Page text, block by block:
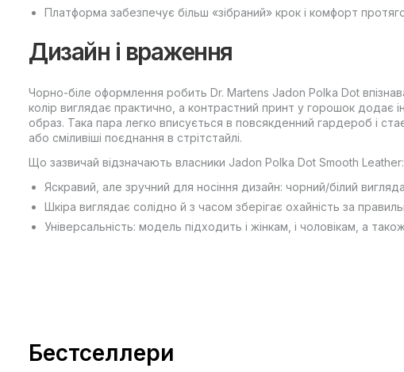
Платформа забезпечує більш «зібраний» крок і комфорт
Дизайн і враження
Чорно-біле оформлення робить Dr. Martens Jadon Polka Dot
колір виглядає практично, а контрастний принт у горошок додає
образ. Така пара легко вписується в повсякденний гардероб і
або сміливіші поєднання в стрітстайлі.
Що зазвичай відзначають власники Jadon Polka Dot Smooth Leather:
Яскравий, але зручний для носіння дизайн: чорний/білий
Шкіра виглядає солідно й з часом зберігає охайність за
Універсальність: модель підходить і жінкам, і чоловікам, а
Бестселлери